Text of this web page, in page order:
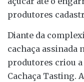
produtores
Diante da
cachaça assinada
produtores criou
Cachaça Tasting.